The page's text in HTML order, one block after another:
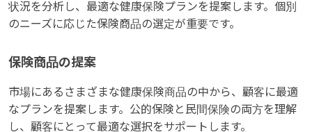
状況を分析し、最適な健康保険プランを提案します。個別
のニーズに応じた保険商品の選定が重要です。
保険商品の提案
市場にあるさまざまな健康保険商品の中から、顧客に最適
なプランを提案します。公的保険と民間保険の両方を理解
し、顧客にとって最適な選択をサポートします。